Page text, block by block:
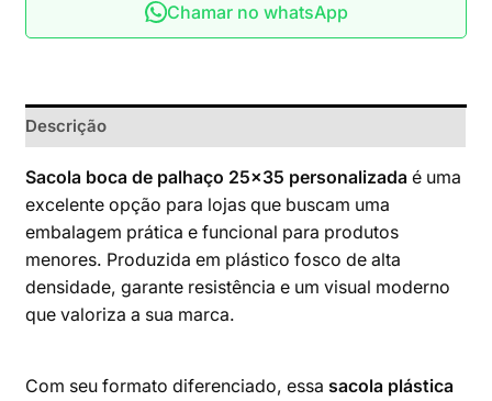
Chamar no whatsApp
Descrição
Sacola boca de palhaço 25×35 personalizada é uma
excelente opção para lojas que buscam uma
embalagem prática e funcional para produtos
menores. Produzida em plástico fosco de alta
densidade, garante resistência e um visual moderno
que valoriza a sua marca.
Com seu formato diferenciado, essa sacola plástica